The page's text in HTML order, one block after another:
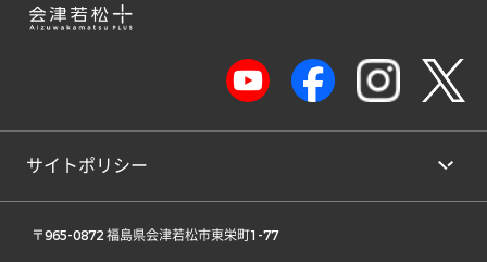
サイトポリシー
〒965-0872 福島県会津若松市東栄町1-77